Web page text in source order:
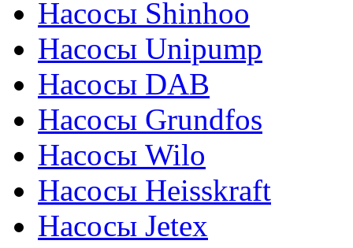
Насосы Shinhoo
Насосы Unipump
Насосы DAB
Насосы Grundfos
Насосы Wilo
Насосы Heisskraft
Насосы Jetex